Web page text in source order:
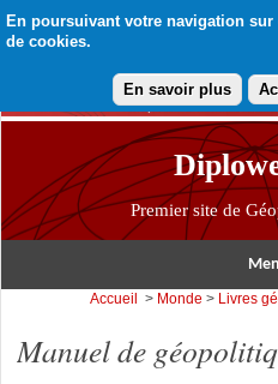
En poursuivant votre navigation
de cookies.
En savoir plus
Premier site de
Accueil > Monde > Livres
Manuel de